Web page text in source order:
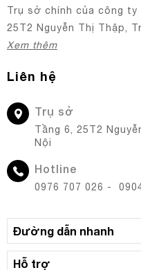
Trụ sở chính của công
25T2 Nguyễn Thị Thập,
Xem thêm
Liên hệ
Trụ sở
Tầng 6, 25T2
Nội
Hotline
0976 707 026 -
Đường dẫn nhanh
Hỗ trợ